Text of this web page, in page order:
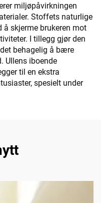
miljøpåvirkningen
Stoffets naturlige
å skjerme brukeren mot
I tillegg gjør den
behagelig å bære
Ullens iboende
til en ekstra
spesielt under